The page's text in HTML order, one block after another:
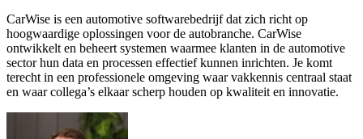
CarWise is een automotive softwarebedrijf dat zich richt op
hoogwaardige oplossingen voor de autobranche. CarWise
ontwikkelt en beheert systemen waarmee klanten in de automotive
sector hun data en processen effectief kunnen inrichten. Je komt
terecht in een professionele omgeving waar vakkennis centraal staat
en waar collega’s elkaar scherp houden op kwaliteit en innovatie.